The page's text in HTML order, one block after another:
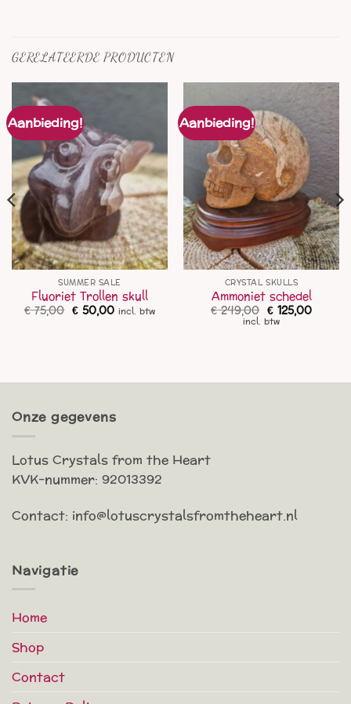
GERELATEERDE PRODUCTEN
Aanbieding!
SUMMER SALE
Fluoriet Trollen skull
€75,00 Oorspronkelijke
prijs
€50,00Huidige
prijs
incl. btw
Aanbieding!
CRYSTAL SKULLS
Ammoniet schedel
€249,00 prijs
was:
€125,00
incl. btw
Onze gegevens
Lotus Crystals from the Heart
KVK-nummer: 92013392
Contact: info@lotuscrystalsfromtheheart.nl
Navigatie
Home
Shop
Contact